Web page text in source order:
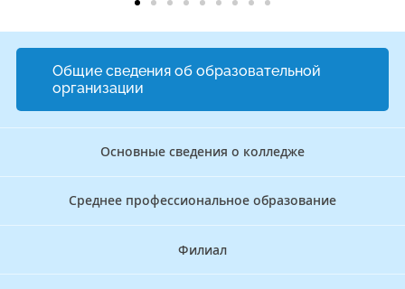
Общие сведения об образовательной
организации
Основные сведения о колледже
Среднее профессиональное образование
Филиал